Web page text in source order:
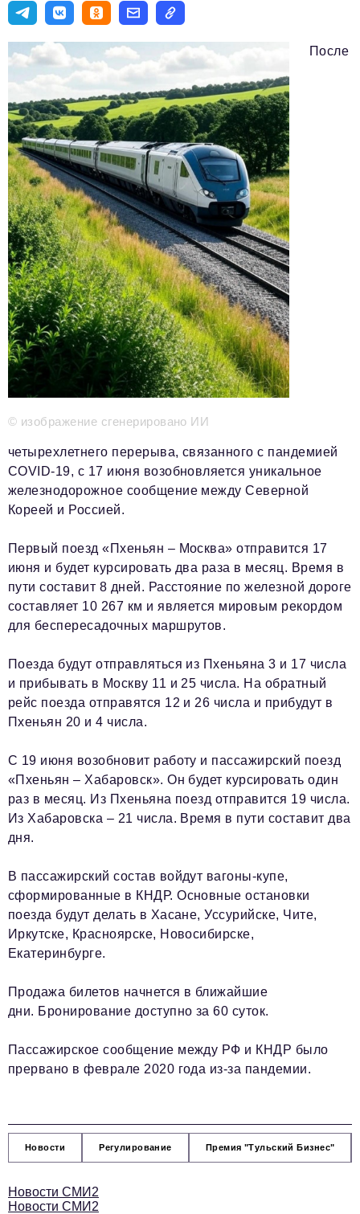
Импортозамещение
Мероприятия
Авторские материалы
Видео
Телефон редакции: +7 495 727-01-67
Электронные почты редакции:
Информационный отдел
info@business-magazine.online
Отдел рекламы
reklama@business-magazine.online
Отдел распространения/редакционная подписка
podpiska@business-magazine.online
Отдел по работе с партнерами
partner@business-magazine.online
© изображение сгенерировано ИИ
После
четырехлетнего перерыва, связанного с пандемией
COVID-19, с 17 июня возобновляется уникальное
железнодорожное сообщение между Северной
Кореей и Россией.
Первый поезд «Пхеньян – Москва» отправится 17
июня и будет курсировать два раза в месяц. Время в
пути составит 8 дней. Расстояние по железной дороге
составляет 10 267 км и является мировым рекордом
для беспересадочных маршрутов.
Поезда будут отправляться из Пхеньяна 3 и 17 числа
и прибывать в Москву 11 и 25 числа. На обратный
рейс поезда отправятся 12 и 26 числа и прибудут в
Пхеньян 20 и 4 числа.
С 19 июня возобновит работу и пассажирский поезд
«Пхеньян – Хабаровск». Он будет курсировать один
раз в месяц. Из Пхеньяна поезд отправится 19 числа.
Из Хабаровска – 21 числа. Время в пути составит два
дня.
В пассажирский состав войдут вагоны-купе,
сформированные в КНДР. Основные остановки
поезда будут делать в Хасане, Уссурийске, Чите,
Иркутске, Красноярске, Новосибирске,
Екатеринбурге.
Продажа билетов начнется в ближайшие
дни. Бронирование доступно за 60 суток.
Пассажирское сообщение между РФ и КНДР было
прервано в феврале 2020 года из-за пандемии.
Новости Регулирование Премия "Тульский Бизнес"
Новости СМИ2
Новости СМИ2